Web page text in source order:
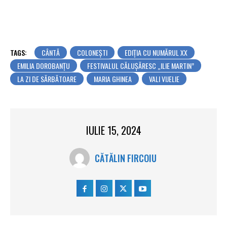
TAGS: CÂNTĂ COLONEŞTI
EDIȚIA CU NUMĂRUL XX
EMILIA DOROBANŢU
FESTIVALUL CĂLUȘĂRESC „ILIE MARTIN”
LA ZI DE SĂRBĂTOARE
MARIA GHINEA VALI VIJELIE
IULIE 15, 2024
CĂTĂLIN FIRCOIU